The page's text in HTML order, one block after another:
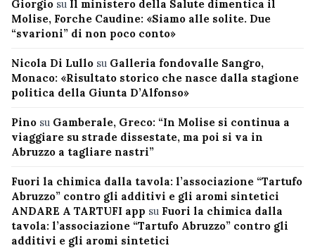
Giorgio su Il ministero della Salute dimentica il
Molise, Forche Caudine: «Siamo alle solite. Due
“svarioni” di non poco conto»
Nicola Di Lullo su Galleria fondovalle Sangro,
Monaco: «Risultato storico che nasce dalla stagione
politica della Giunta D’Alfonso»
Pino su Gamberale, Greco: “In Molise si continua a
viaggiare su strade dissestate, ma poi si va in
Abruzzo a tagliare nastri”
Fuori la chimica dalla tavola: l’associazione “Tartufo
Abruzzo” contro gli additivi e gli aromi sintetici
ANDARE A TARTUFI app su Fuori la chimica dalla
tavola: l’associazione “Tartufo Abruzzo” contro gli
additivi e gli aromi sintetici